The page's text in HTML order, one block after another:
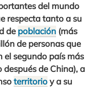
del mundo
respecta tanto a su
depoblación (más
de personas que
el segundo país más
después de China), a
territorioy a su